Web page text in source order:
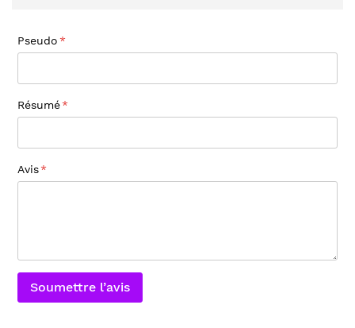
Pseudo
Résumé
Avis
Soumettre l’avis